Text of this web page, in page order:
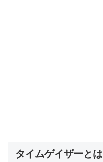
タイムゲイザーとは